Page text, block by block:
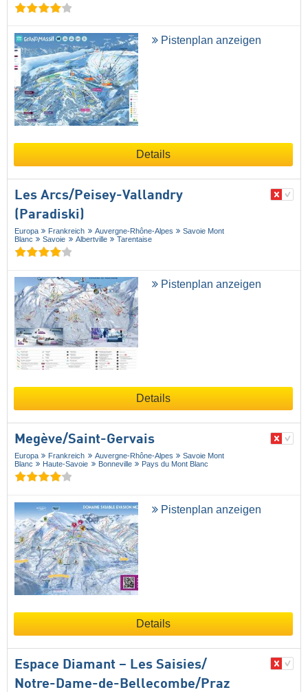
Pistenplan anzeigen
Details
Les Arcs/​Peisey-Vallandry
(Paradiski)
Europa Frankreich Auvergne-Rhône-Alpes
Savoie Mont
Blanc
Savoie Albertville Tarentaise
Pistenplan anzeigen
Details
Megève/​Saint-Gervais
Europa Frankreich Auvergne-Rhône-Alpes
Savoie Mont
Blanc
Haute-Savoie Bonneville Pays du Mont Blanc
Pistenplan anzeigen
Details
Espace Diamant – Les Saisies/​
Notre-Dame-de-Bellecombe/​Praz